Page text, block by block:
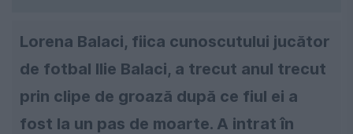
Lorena Balaci, fiica cunoscutului jucător
de fotbal Ilie Balaci, a trecut anul trecut
prin clipe de groază după ce fiul ei a
fost la un pas de moarte. A intrat în